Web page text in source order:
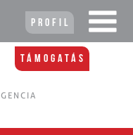
Profil
Támogatás